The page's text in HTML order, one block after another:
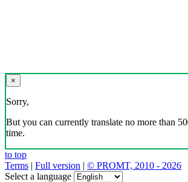
×
Sorry,
But you can currently translate no more than
time.
to top
Terms | Full version | © PROMT, 2010 - 2026
Select a language